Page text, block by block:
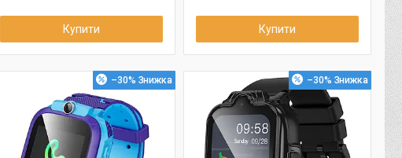
Купити Купити
–30% –30%